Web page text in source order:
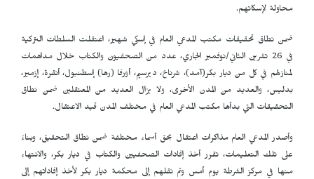
محاولة لإسكاتهم.
ضمن نطاق تحقيقات مكتب المدعي العام في إسكي شهير، اعتقلت السلطات التركية
في 26 تشرين الثاني/نوفمبر الجاري، عدد من الصحفيون والكتاب خلال مداهمات
لمنازلهم في كل من ديار بكر(آمد)، شرناخ، ديرسيم، أورفا (رها) إسطنبول، أنقرة، إزمير،
بدليس، والعديد من المدن الأخرى، ولا يزال العديد من المعتقلين ضمن نطاق
التحقيقات التي بدأها مكتب المدعي العام في مختلف المدن قيد الاعتقال.
وأصدر المدعي العام مذاكرات اعتقال بحق أسماء مختلفة ضمن نطاق التحقيق، وبناءً
على تلك التعليمات، تقرر أخذ إفادات الصحفيين والكتاب في ديار بكر، والانتهاء
منها في مركز الشرطة يوم أمس وتم نقلهم إلى محكمة ديار بكر لأخذ إفاداتهم إلى